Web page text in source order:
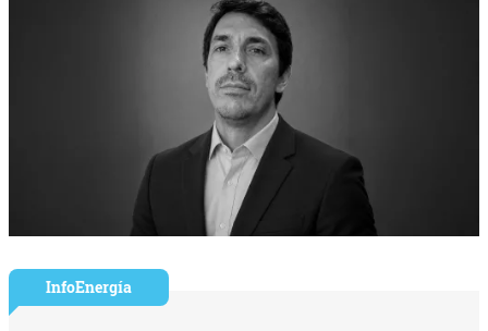
InfoEnergía